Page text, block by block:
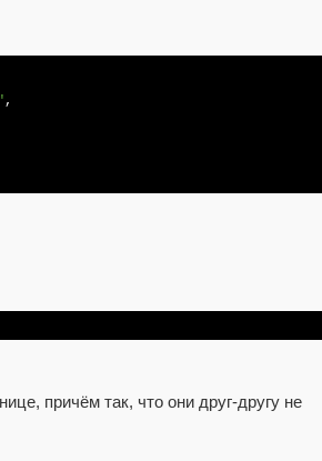
причём так, что они друг-другу не